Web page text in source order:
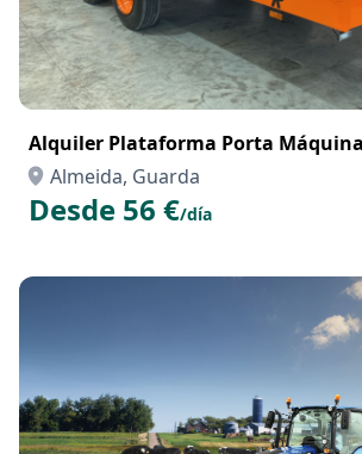
Alquiler Plataforma Porta
Almeida, Guarda
Desde 56 €/día